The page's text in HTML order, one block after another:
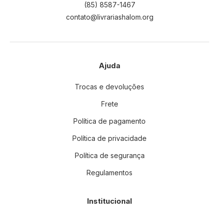
(85) 8587-1467
contato@livrariashalom.org
Ajuda
Trocas e devoluções
Frete
Política de pagamento
Política de privacidade
Política de segurança
Regulamentos
Institucional